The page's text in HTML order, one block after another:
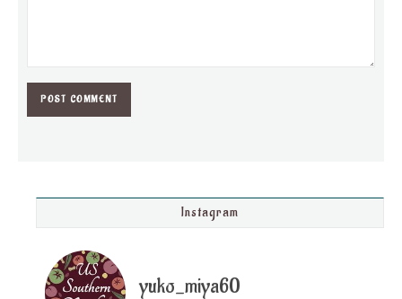
Instagram
yuko_miya60